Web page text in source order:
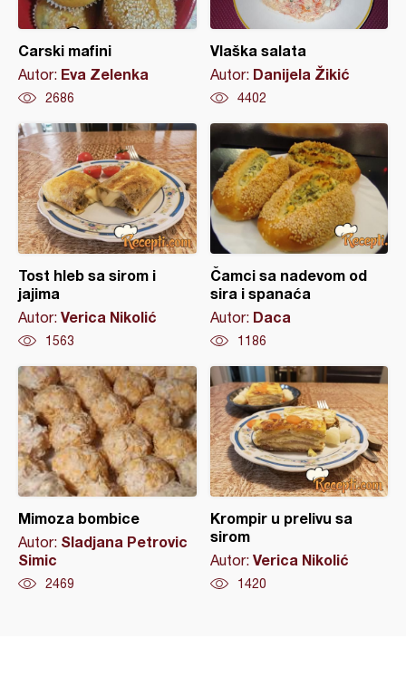
Carski mafini
Autor: Eva Zelenka
2686
Vlaška salata
Autor: Danijela Žikić
4402
Tost hleb sa sirom i
jajima
Autor: Verica Nikolić
1563
Čamci sa nadevom od
sira i spanaća
Autor: Daca
1186
Mimoza bombice
Autor: Sladjana Petrovic
Simic
2469
Krompir u prelivu sa
sirom
Autor: Verica Nikolić
1420